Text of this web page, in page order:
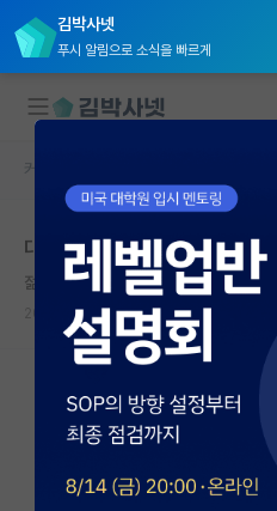
김박사넷
푸시 알림으로 소식을 빠르게
대학원생 모집
국내대학원 정보
연구실&오픈랩
커뮤니티
커뮤니티 홈
전체글보기
베스트 게시판
커뮤니티 홈
대학원 학벌에 자부심 갖지말자
젊은 피보나치
2021.07.02 9 10738